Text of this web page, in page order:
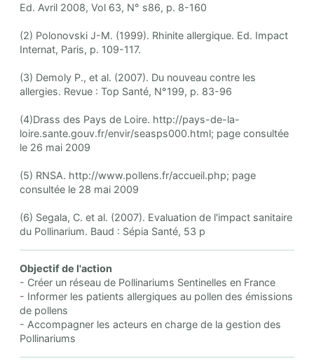
Ed. Avril 2008, Vol 63, N° s86, p. 8-160
(2) Polonovski J-M. (1999). Rhinite allergique. Ed. Impact
Internat, Paris, p. 109-117.
(3) Demoly P., et al. (2007). Du nouveau contre les
allergies. Revue : Top Santé, N°199, p. 83-96
(4)Drass des Pays de Loire. http://pays-de-la-
loire.sante.gouv.fr/envir/seasps000.html; page consultée
le 26 mai 2009
(5) RNSA. http://www.pollens.fr/accueil.php; page
consultée le 28 mai 2009
(6) Segala, C. et al. (2007). Evaluation de l'impact sanitaire
du Pollinarium. Baud : Sépia Santé, 53 p
Objectif de l'action
- Créer un réseau de Pollinariums Sentinelles en France
- Informer les patients allergiques au pollen des émissions
de pollens
- Accompagner les acteurs en charge de la gestion des
Pollinariums